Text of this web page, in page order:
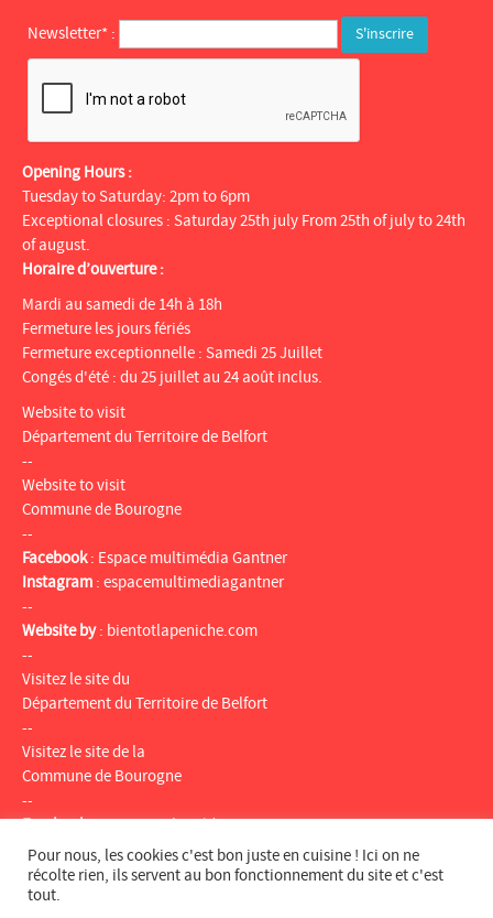
Newsletter* :
Opening Hours :
Tuesday to Saturday: 2pm to 6pm
Exceptional closures : Saturday 25th july From 25th of july to 24th
of august.
Horaire d’ouverture :
Mardi au samedi de 14h à 18h
Fermeture les jours fériés
Fermeture exceptionnelle : Samedi 25 Juillet
Congés d'été : du 25 juillet au 24 août inclus.
Website to visit
Département du Territoire de Belfort
--
Website to visit
Commune de Bourogne
--
Facebook: Espace multimédia Gantner
Instagram : espacemultimediagantner
--
Website by: bientotlapeniche.com
--
Visitez le site du
Département du Territoire de Belfort
--
Visitez le site de la
Commune de Bourogne
--
Facebook:Espace multimédia Gantner
Instagram: espacemultimediagantner
--
Website
Pour nous, les cookies c'est bon juste en cuisine ! Ici on ne
récolte rien, ils servent au bon fonctionnement du site et c'est
tout.